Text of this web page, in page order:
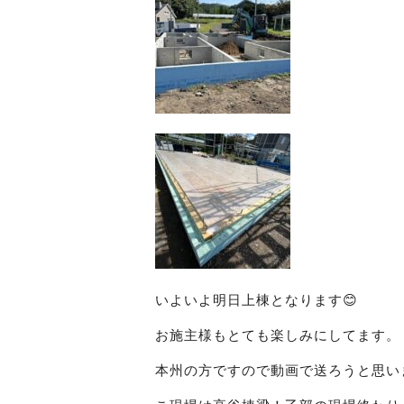
いよいよ明日上棟となります😊
お施主様もとても楽しみにしてます。
本州の方ですので動画で送ろうと思い